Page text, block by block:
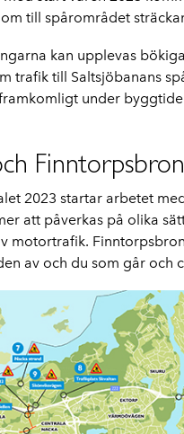
till spårområdet
kan upplevas
trafik till Saltsjöbanans
under
2023 startar arbetet
att påverkas på olika
motortrafik.
av och du som går och